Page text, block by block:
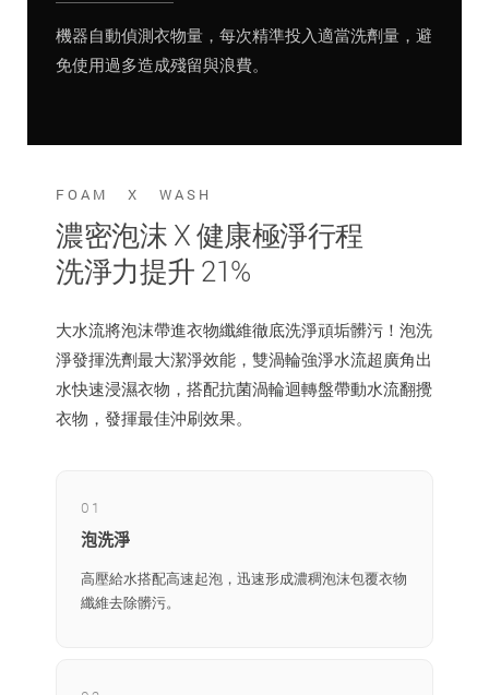
機器自動偵測衣物量，每次精準投入適當洗劑量，避
免使用過多造成殘留與浪費。
FOAM X WASH
濃密泡沫 X 健康極淨行程
洗淨力提升 21%
大水流將泡沫帶進衣物纖維徹底洗淨頑垢髒污！泡洗
淨發揮洗劑最大潔淨效能，雙渦輪強淨水流超廣角出
水快速浸濕衣物，搭配抗菌渦輪迴轉盤帶動水流翻攪
衣物，發揮最佳沖刷效果。
01
泡洗淨
高壓給水搭配高速起泡，迅速形成濃稠泡沫包覆衣物
纖維去除髒污。